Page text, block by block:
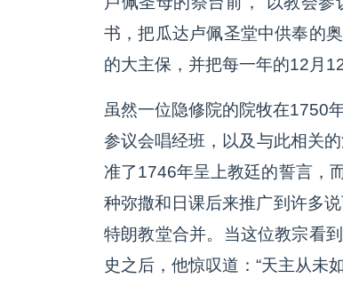
书，把瓜达卢佩圣堂中供奉的
的大主保，并把每一年的12月
虽然一位隐修院的院牧在1750
参议会唱经班，以及与此相关
准了1746年呈上教廷的誓言，
种弥撒和日课后来推广到许多
特朗教堂合并。当这位教宗看
史之后，他惊叹道：“天主从未